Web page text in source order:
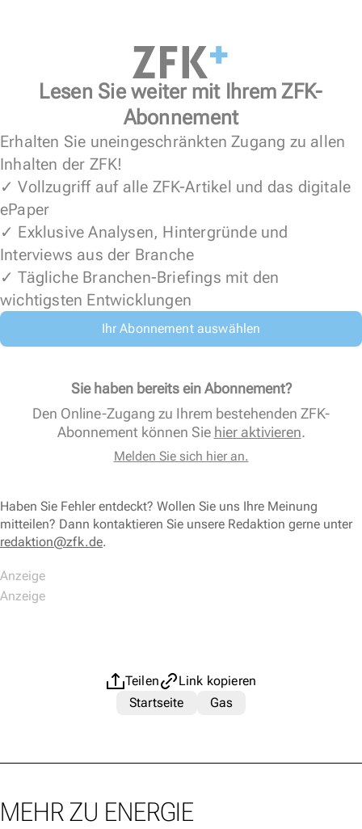
Lesen Sie weiter mit Ihrem ZFK-
Abonnement
Erhalten Sie uneingeschränkten Zugang zu allen
Inhalten der ZFK!
✓ Vollzugriff auf alle ZFK-Artikel und das digitale
ePaper
✓ Exklusive Analysen, Hintergründe und
Interviews aus der Branche
✓ Tägliche Branchen-Briefings mit den
wichtigsten Entwicklungen
Ihr Abonnement auswählen
Sie haben bereits ein Abonnement?
Den Online-Zugang zu Ihrem bestehenden ZFK-
Abonnement können Sie hier aktivieren.
Melden Sie sich hier an.
Haben Sie Fehler entdeckt? Wollen Sie uns Ihre Meinung
mitteilen? Dann kontaktieren Sie unsere Redaktion gerne unter
redaktion@zfk.de.
Teilen
Link kopieren
Startseite
Gas
MEHR ZU ENERGIE